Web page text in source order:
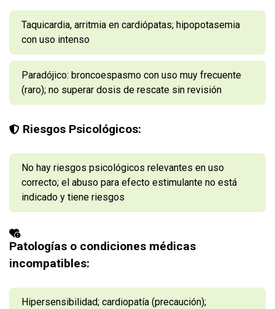
Taquicardia, arritmia en cardiópatas; hipopotasemia
con uso intenso
Paradójico: broncoespasmo con uso muy frecuente
(raro); no superar dosis de rescate sin revisión
Riesgos Psicológicos:
No hay riesgos psicológicos relevantes en uso
correcto; el abuso para efecto estimulante no está
indicado y tiene riesgos
Patologías o condiciones médicas
incompatibles:
Hipersensibilidad; cardiopatía (precaución);